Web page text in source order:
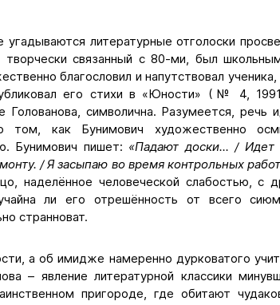
угадываются литературные отголоски
творчески связанный с 80-ми, был
благословил и напутствовал
его стихи в «Юности» (№ 4,
Голованова, символична. Разумеется,
том, как Бунимович художественно
Бунимович пишет: «Падают доски... /
/ Я засыпаю во время контрольных
наделённое человеческой слабостью, с
ли его отрешённость от всего
странноват.
а об имидже намеренно дурковатого
– явление литературной классики
пригороде, где обитают